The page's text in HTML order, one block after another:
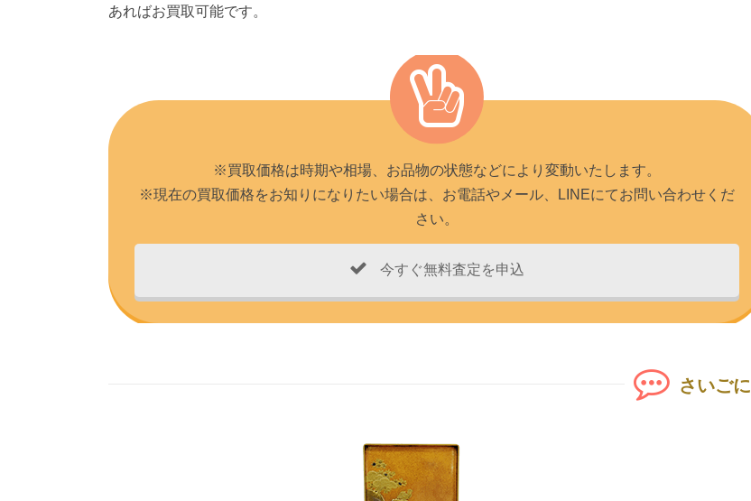
あればお買取可能です。
※買取価格は時期や相場、お品物の状態などにより変動いたします。
※現在の買取価格をお知りになりたい場合は、お電話やメール、LINEにてお問い合わせくだ
さい。
今すぐ無料査定を申込
さいごに